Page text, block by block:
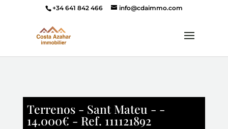
+34 641 842 466 info@cdaimmo.com
Terrenos - Sant Mateu - -
14.000€ - Ref. 111121892